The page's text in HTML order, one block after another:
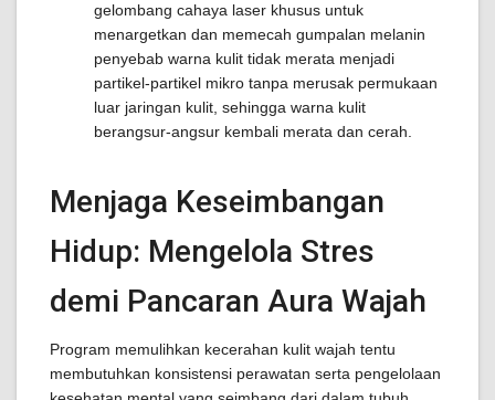
gelombang cahaya laser khusus untuk
menargetkan dan memecah gumpalan melanin
penyebab warna kulit tidak merata menjadi
partikel-partikel mikro tanpa merusak permukaan
luar jaringan kulit, sehingga warna kulit
berangsur-angsur kembali merata dan cerah.
Menjaga Keseimbangan
Hidup: Mengelola Stres
demi Pancaran Aura Wajah
Program memulihkan kecerahan kulit wajah tentu
membutuhkan konsistensi perawatan serta pengelolaan